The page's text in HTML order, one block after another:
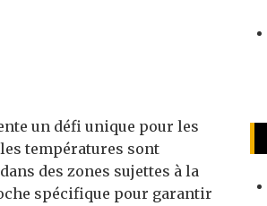
un défi unique pour les
températures sont
des zones sujettes à la
spécifique pour garantir